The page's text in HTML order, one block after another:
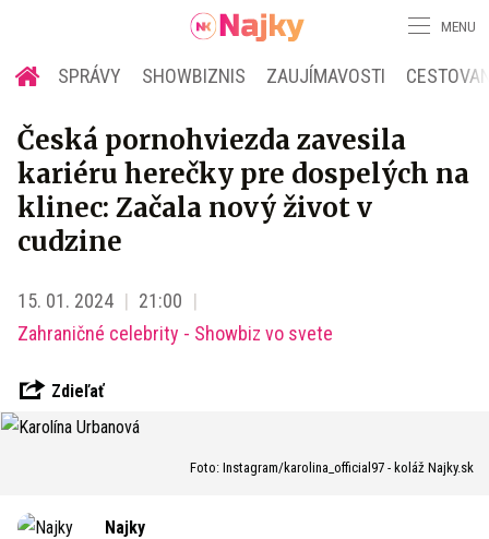
MENU
SPRÁVY SHOWBIZNIS ZAUJÍMAVOSTI
Česká pornohviezda zavesila
kariéru herečky pre dospelých na
klinec: Začala nový život v
cudzine
15. 01. 2024
21:00
Zahraničné celebrity - Showbiz vo svete
Zdieľať
Foto: Instagram/karolina_official97 - koláž Najky.sk
Najky